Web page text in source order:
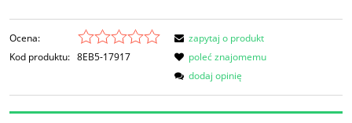
Ocena:
Kod produktu: 8EB5-17917
zapytaj o produkt
poleć znajomemu
dodaj opinię